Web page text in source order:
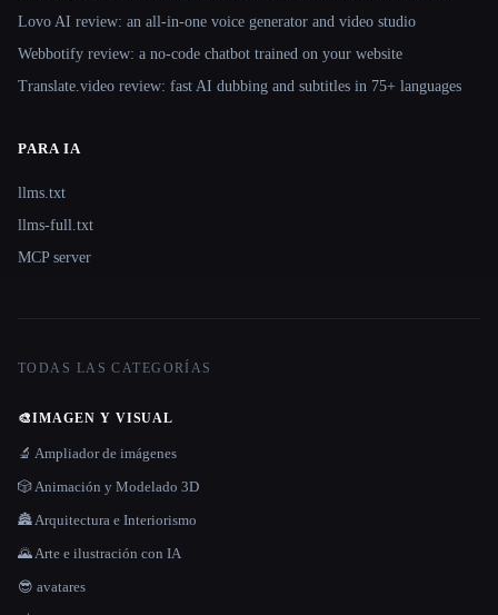
Lovo AI review: an all-in-one voice generator and video studio
Webbotify review: a no-code chatbot trained on your website
Translate.video review: fast AI dubbing and subtitles in 75+ languages
PARA IA
llms.txt
llms-full.txt
MCP server
TODAS LAS CATEGORÍAS
🎨IMAGEN Y VISUAL
🔬 Ampliador de imágenes
🎲 Animación y Modelado 3D
🏯 Arquitectura e Interiorismo
🌄 Arte e ilustración con IA
😎 avatares